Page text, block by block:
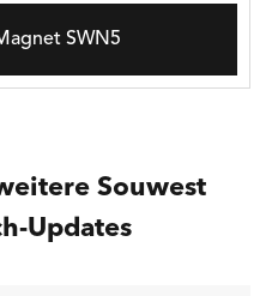
SWN5
Souwest
Updates